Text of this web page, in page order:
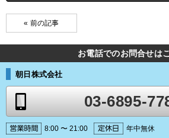
« 前の記事
お電話でのお問合せは
朝日株式会社
03-6895-
8:00 〜 21:00 年中無休